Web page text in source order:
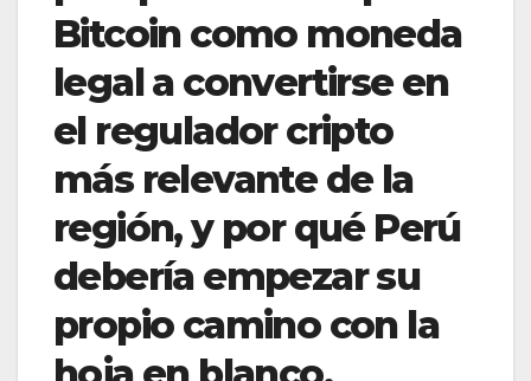
Bitcoin como moneda
legal a convertirse en
el regulador cripto
más relevante de la
región, y por qué Perú
debería empezar su
propio camino con la